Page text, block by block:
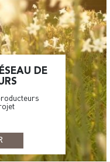
DE